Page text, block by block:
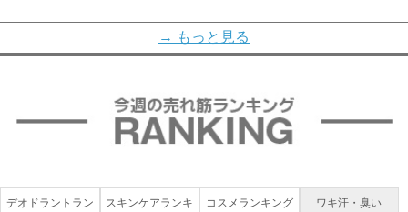
デトランスα敏感肌用(アルコールフリー)
4,800円
→ もっと見る
デオドラントラン
スキンケアランキ
コスメランキング ワキ汗・臭い